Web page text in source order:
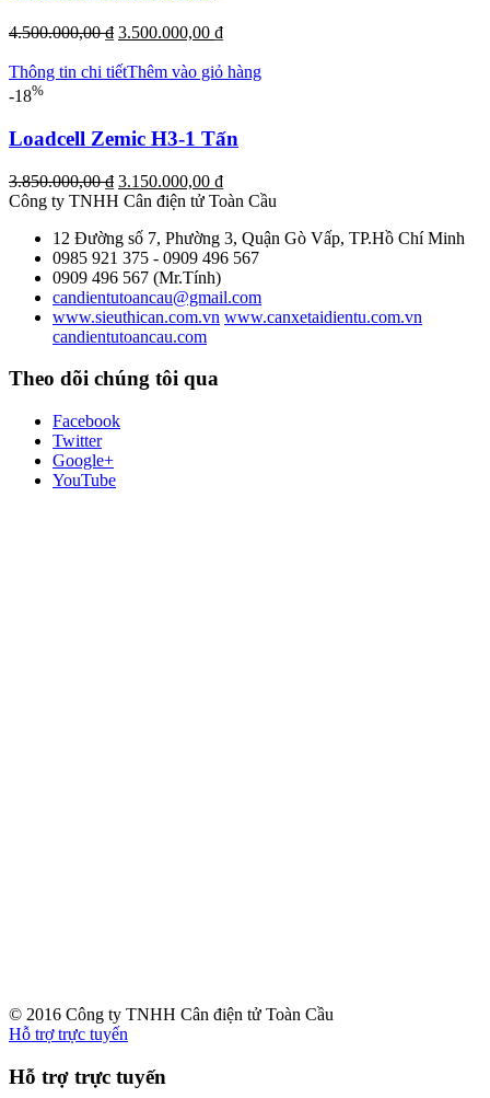
4.500.000,00₫ Giá
là:
3.500.000,00 ₫Giá
tại
Thông tin chi tiếtThêm vào giỏ hàng
-18%
Loadcell Zemic H3-1 Tấn
3.850.000,00₫ Giá
gốc
3.850.000,00 ₫.
3.150.000,00 ₫Giá
hiện
là:
3.150.000,00 ₫.
Công ty TNHH Cân điện tử Toàn Cầu
12 Đường số 7, Phường 3, Quận Gò Vấp, TP.Hồ Chí Minh
0985 921 375 - 0909 496 567
0909 496 567 (Mr.Tính)
candientutoancau@gmail.com
www.sieuthican.com.vn www.canxetaidientu.com.vn
candientutoancau.com
Theo dõi chúng tôi qua
Facebook
Twitter
Google+
YouTube
© 2016 Công ty TNHH Cân điện tử Toàn Cầu
Hỗ trợ trực tuyến
Hỗ trợ trực tuyến